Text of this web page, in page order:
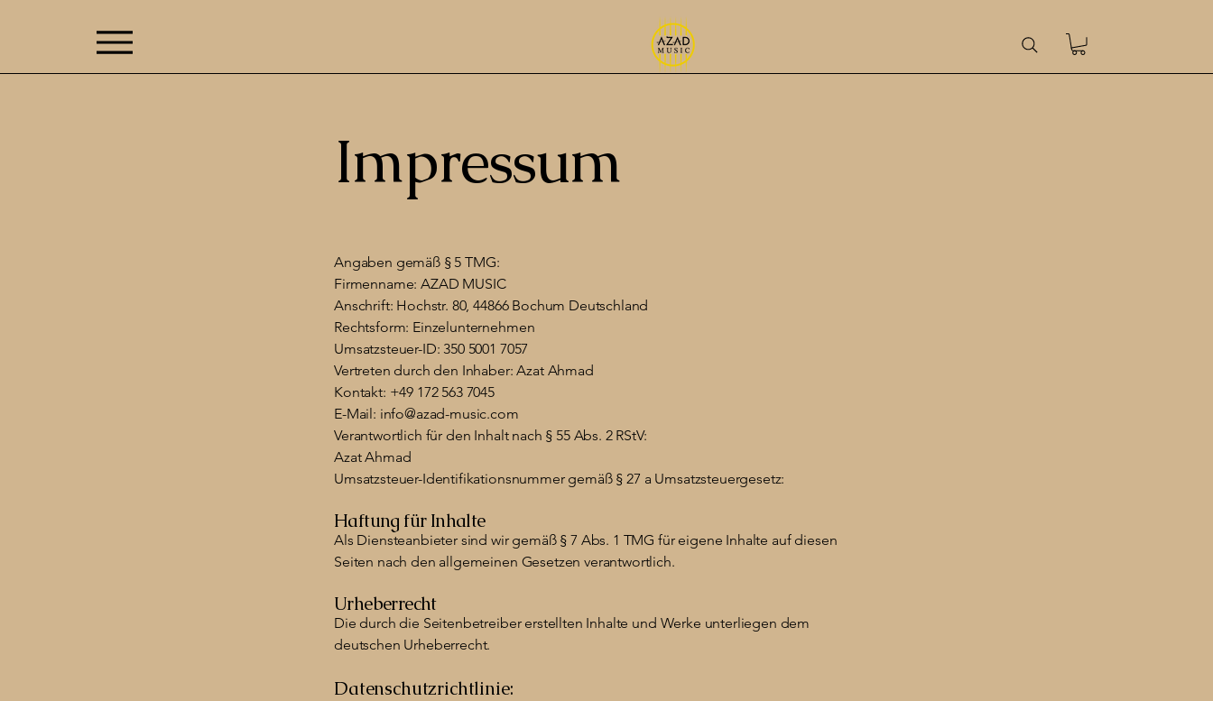
Impressum
Angaben gemäß § 5 TMG:
Firmenname: AZAD MUSIC
Anschrift: Hochstr. 80, 44866 Bochum Deutschland
Rechtsform: Einzelunternehmen
Umsatzsteuer-ID: 350 5001 7057
Vertreten durch den Inhaber: Azat Ahmad
Kontakt: +49 172 563 7045
E-Mail: info@azad-music.com
Verantwortlich für den Inhalt nach § 55 Abs. 2 RStV:
Azat Ahmad
Umsatzsteuer-Identifikationsnummer gemäß § 27 a Umsatzsteuergesetz:
Haftung für Inhalte
Als Diensteanbieter sind wir gemäß § 7 Abs. 1 TMG für eigene Inhalte auf diesen
Seiten nach den allgemeinen Gesetzen verantwortlich.
Urheberrecht
Die durch die Seitenbetreiber erstellten Inhalte und Werke unterliegen dem
deutschen Urheberrecht.
Datenschutzrichtlinie: